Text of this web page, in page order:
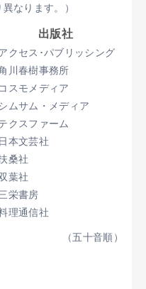
なります。）
出版社
クセス･パブリッシング
川春樹事務所
スモメディア
ムサム・メディア
クスファーム
本文芸社
桑社
葉社
栄書房
理通信社
（五十音順）